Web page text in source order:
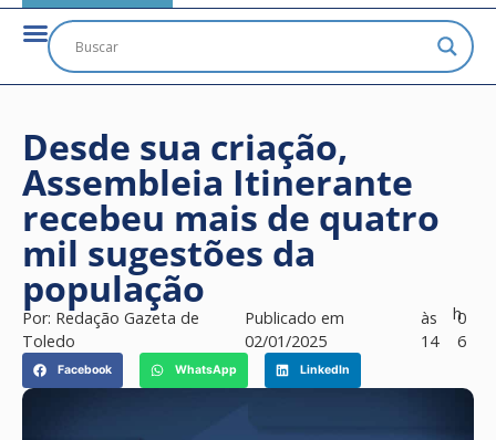
Desde sua criação,
Assembleia Itinerante
recebeu mais de quatro
mil sugestões da
população
Por: Redação Gazeta de
Toledo
Publicado em
02/01/2025
às
14
h0
6
Facebook WhatsApp LinkedIn